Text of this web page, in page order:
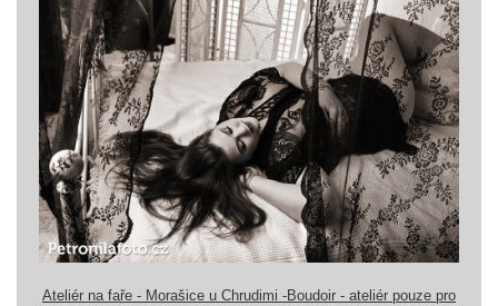
Ateliér na faře - Morašice u Chrudimi -Boudoir - ateliér pouze pro